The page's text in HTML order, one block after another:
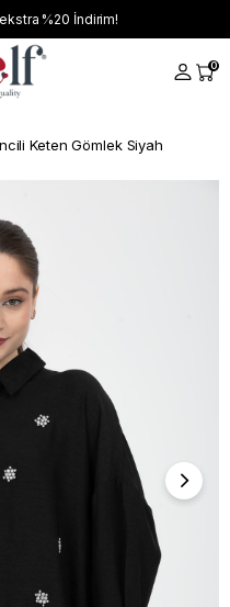
%20 İndirim!
0
Keten Gömlek Siyah